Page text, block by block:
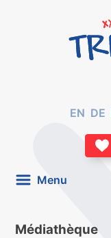
EN DE
Menu
Médiathèque